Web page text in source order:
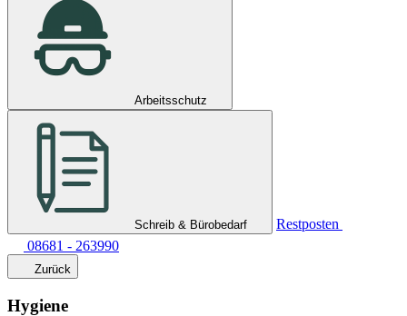
Arbeitsschutz
Schreib & Bürobedarf
Restposten
08681 - 263990
Zurück
Hygiene